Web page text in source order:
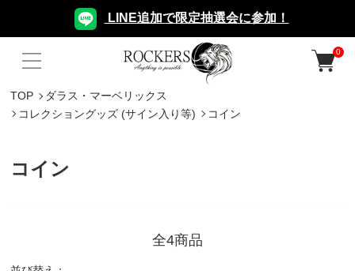
LINE追加で限定抽選会に参加！
0
TOP
ダラス・マーベリックス
コレクショングッズ (サイン入り等)
コイン
コイン
全4商品